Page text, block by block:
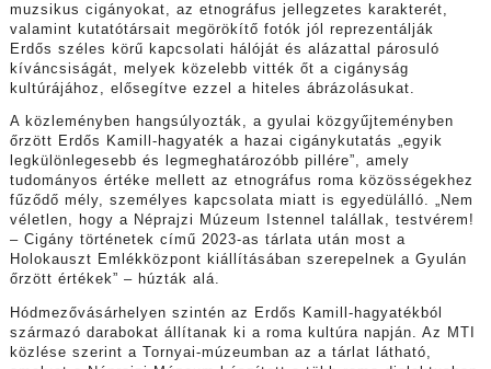
muzsikus cigányokat, az etnográfus jellegzetes karakterét,
valamint kutatótársait megörökítő fotók jól reprezentálják
Erdős széles körű kapcsolati hálóját és alázattal párosuló
kíváncsiságát, melyek közelebb vitték őt a cigányság
kultúrájához, elősegítve ezzel a hiteles ábrázolásukat.
A közleményben hangsúlyozták, a gyulai közgyűjteményben
őrzött Erdős Kamill-hagyaték a hazai cigánykutatás „egyik
legkülönlegesebb és legmeghatározóbb pillére”, amely
tudományos értéke mellett az etnográfus roma közösségekhez
fűződő mély, személyes kapcsolata miatt is egyedülálló. „Nem
véletlen, hogy a Néprajzi Múzeum Istennel talállak, testvérem!
– Cigány történetek című 2023-as tárlata után most a
Holokauszt Emlékközpont kiállításában szerepelnek a Gyulán
őrzött értékek” – húzták alá.
Hódmezővásárhelyen szintén az Erdős Kamill-hagyatékból
származó darabokat állítanak ki a roma kultúra napján. Az MTI
közlése szerint a Tornyai-múzeumban az a tárlat látható,